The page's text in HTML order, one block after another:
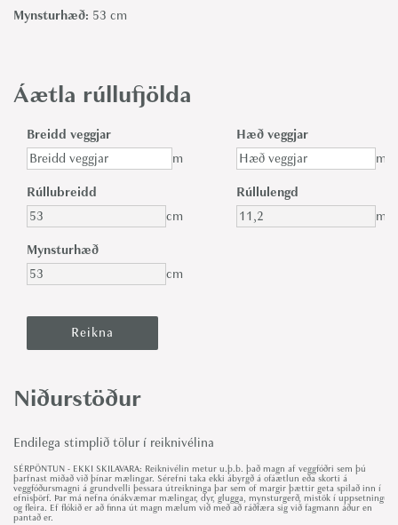
Mynsturhæð: 53 cm
Áætla rúllufjölda
Breidd veggjar
m
Hæð veggjar
m
Rúllubreidd
cm
Rúllulengd
m
Mynsturhæð
cm
Niðurstöður
Endilega stimplið tölur í reiknivélina
SÉRPÖNTUN - EKKI SKILAVARA: Reiknivélin metur u.þ.b. það magn af veggfóðri sem þú
þarfnast miðað við þínar mælingar. Sérefni taka ekki ábyrgð á ofáætlun eða skorti á
veggfóðursmagni á grundvelli þessara útreikninga þar sem of margir þættir geta spilað inn í
efnisþörf. Þar má nefna ónákvæmar mælingar, dyr, glugga, mynsturgerð, mistök í uppsetningu
og fleira. Ef flókið er að finna út magn mælum við með að ráðfæra sig við fagmann áður en
pantað er.